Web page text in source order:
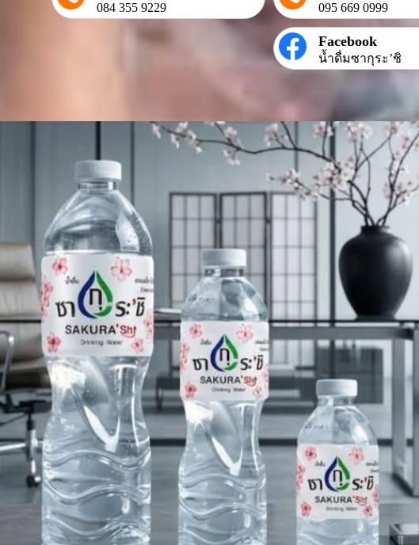
084 355 9229 095 669 0999
Facebook
น้ำดื่มซากุระ’ชิ